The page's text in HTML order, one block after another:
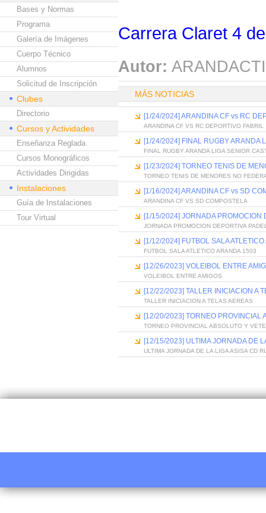
Bases y Normas
Programa
Galería de Imágenes
Cuerpo Técnico
Alumnos
Solicitud de Inscripción
Clubes
Directorio
Cursos y Actividades
Enseñanza Reglada
Cursos Monográficos
Actividades Dirigidas
Instalaciones
Guía de Instalaciones
Tour Virtual
Carrera Claret 4
Autor:
MÁS NOTICIAS
[1/24/2024] ARANDINA CF vs RC
ARANDINA CF VS RC DEPORTIVO FABRIL
[1/24/2024] FINAL RUGBY ARANDA
FINAL RUGBY ARANDA LIGA SENIOR
[1/23/2024] TORNEO TENIS DE
TORNEO TENIS DE MENORES NO
[1/16/2024] ARANDINA CF vs SD
ARANDINA CF VS SD COMPOSTELA
[1/15/2024] JORNADA PROMOCION
JORNADA PROMOCION DEPORTIVA
[1/12/2024] FUTBOL SALA
FUTBOL SALA ATLETICO ARANDA 1503
[12/26/2023] VOLEIBOL ENTRE
VOLEIBOL ENTRE AMIGOS
[12/22/2023] TALLER INICIACION A
TALLER INICIACION A TELAS AEREAS
[12/20/2023] TORNEO PROVINCIAL
TORNEO PROVINCIAL ABSOLUTO Y
[12/15/2023] ULTIMA JORNADA DE
ULTIMA JORNADA DE LA LIGA ASISA CD